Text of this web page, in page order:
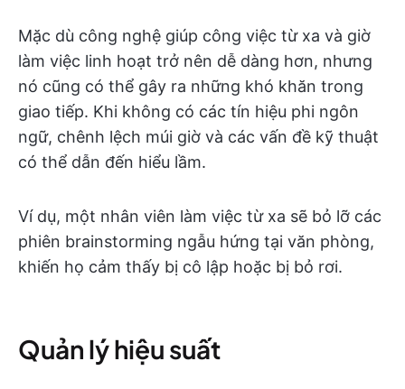
Mặc dù công nghệ giúp công việc từ xa và giờ
làm việc linh hoạt trở nên dễ dàng hơn, nhưng
nó cũng có thể gây ra những khó khăn trong
giao tiếp. Khi không có các tín hiệu phi ngôn
ngữ, chênh lệch múi giờ và các vấn đề kỹ thuật
có thể dẫn đến hiểu lầm.
Ví dụ, một nhân viên làm việc từ xa sẽ bỏ lỡ các
phiên brainstorming ngẫu hứng tại văn phòng,
khiến họ cảm thấy bị cô lập hoặc bị bỏ rơi.
Quản lý hiệu suất